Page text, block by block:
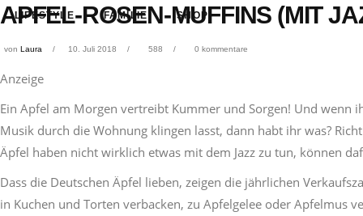
LIFESTYLE FAMILIE SHOP
APFEL-ROSEN-MUFFINS (MIT
von Laura 10. Juli 2018 588 0 kommentare
Anzeige
Ein Apfel am Morgen vertreibt Kummer und Sorgen! Und wenn
Musik durch die Wohnung klingen lasst, dann habt ihr was?
Äpfel haben nicht wirklich etwas mit dem Jazz zu tun, können
Dass die Deutschen Äpfel lieben, zeigen die jährlichen
in Kuchen und Torten verbacken, zu Apfelgelee oder Apfelmus